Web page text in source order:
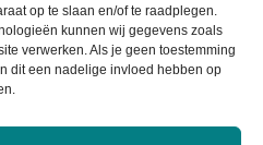
op te slaan en/of te raadplegen.
kunnen wij gegevens zoals
verwerken. Als je geen toestemming
dit een nadelige invloed hebben op